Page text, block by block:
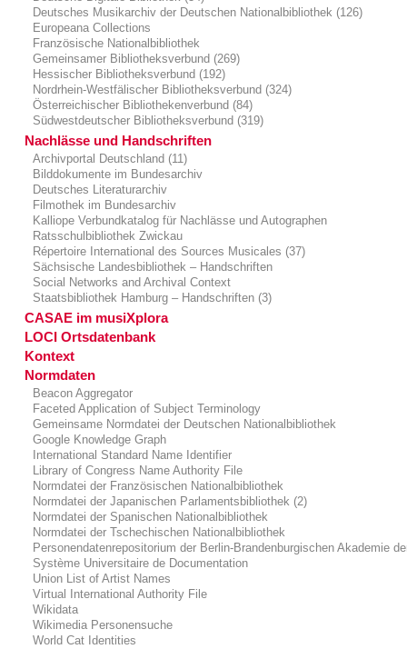
Deutsches Musikarchiv der Deutschen Nationalbibliothek (126)
Europeana Collections
Französische Nationalbibliothek
Gemeinsamer Bibliotheksverbund (269)
Hessischer Bibliotheksverbund (192)
Nordrhein-Westfälischer Bibliotheksverbund (324)
Österreichischer Bibliothekenverbund (84)
Südwestdeutscher Bibliotheksverbund (319)
Nachlässe und Handschriften
Archivportal Deutschland (11)
Bilddokumente im Bundesarchiv
Deutsches Literaturarchiv
Filmothek im Bundesarchiv
Kalliope Verbundkatalog für Nachlässe und Autographen
Ratsschulbibliothek Zwickau
Répertoire International des Sources Musicales (37)
Sächsische Landesbibliothek – Handschriften
Social Networks and Archival Context
Staatsbibliothek Hamburg – Handschriften (3)
CASAE im musiXplora
LOCI Ortsdatenbank
Kontext
Normdaten
Beacon Aggregator
Faceted Application of Subject Terminology
Gemeinsame Normdatei der Deutschen Nationalbibliothek
Google Knowledge Graph
International Standard Name Identifier
Library of Congress Name Authority File
Normdatei der Französischen Nationalbibliothek
Normdatei der Japanischen Parlamentsbibliothek (2)
Normdatei der Spanischen Nationalbibliothek
Normdatei der Tschechischen Nationalbibliothek
Personendatenrepositorium der Berlin-Brandenburgischen Akademie
Système Universitaire de Documentation
Union List of Artist Names
Virtual International Authority File
Wikidata
Wikimedia Personensuche
World Cat Identities